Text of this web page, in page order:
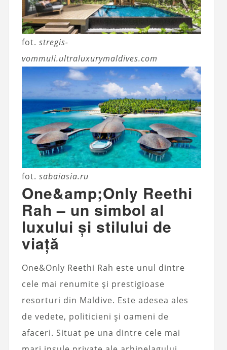
fot. stregis-
vommuli.ultraluxurymaldives.com
fot. sabaiasia.ru
One&amp;Only Reethi
Rah – un simbol al
luxului și stilului de
viață
One&Only Reethi Rah este unul dintre
cele mai renumite și prestigioase
resorturi din Maldive. Este adesea ales
de vedete, politicieni și oameni de
afaceri. Situat pe una dintre cele mai